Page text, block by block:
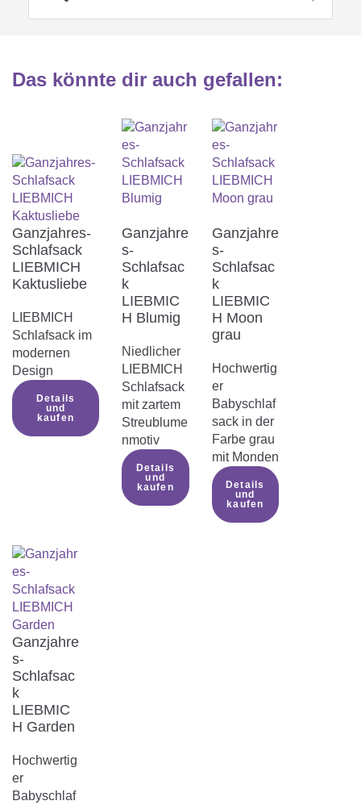
Das könnte dir auch gefallen:
Ganzjahres-
Schlafsack
LIEBMICH
Kaktusliebe
LIEBMICH
Schlafsack im
modernen
Design
Details
und
kaufen
Ganzjahre
s-
Schlafsac
k
LIEBMIC
H Blumig
Niedlicher
LIEBMICH
Schlafsack
mit zartem
Streublume
nmotiv
Details
und
kaufen
Ganzjahre
s-
Schlafsac
k
LIEBMIC
H Moon
grau
Hochwertig
er
Babyschlaf
sack in der
Farbe grau
mit Monden
Details
und
kaufen
Ganzjahre
s-
Schlafsac
k
LIEBMIC
H Garden
Hochwertig
er
Babyschlaf